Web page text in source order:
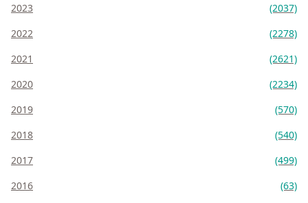
2023
(2037)
2022
(2278)
2021
(2621)
2020
(2234)
2019
(570)
2018
(540)
2017
(499)
2016
(63)